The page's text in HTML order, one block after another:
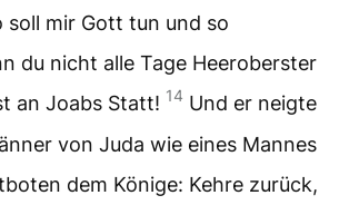
soll mir Gott tun und so
du nicht alle Tage Heeroberster
an Joabs Statt! 14 Und er neigte
von Juda wie eines Mannes
dem Könige: Kehre zurück,